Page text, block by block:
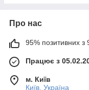
Про нас
95% позитивних з
Працює з
м. Київ
Київ, Україна